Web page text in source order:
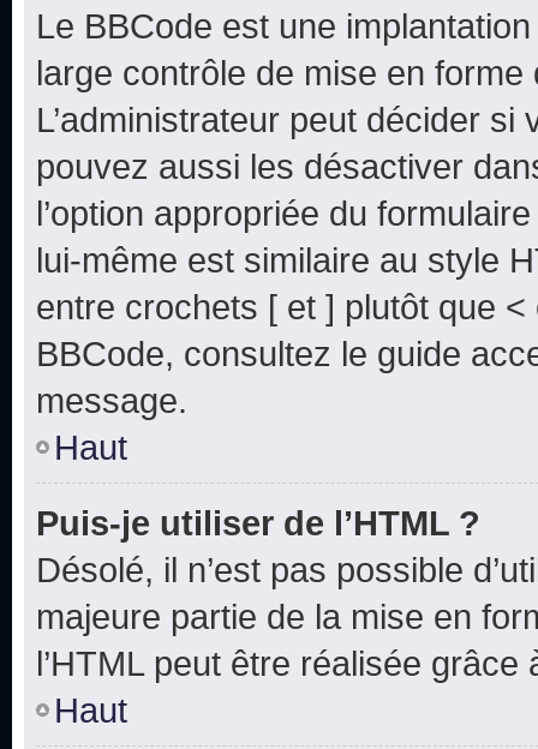
Le BBCode est une
large contrôle de mise en forme
L’administrateur peut décider
pouvez aussi les désactiver
l’option appropriée du
lui-même est similaire au style
entre crochets [ et ] plutôt que
BBCode, consultez le guide
message.
Haut
Puis-je utiliser de l’HTML ?
Désolé, il n’est pas possible
majeure partie de la mise en
l’HTML peut être réalisée grâce
Haut